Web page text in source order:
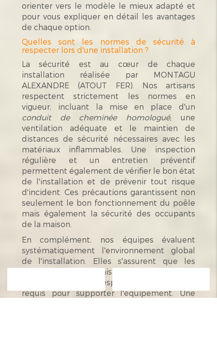
orienter vers le modèle le mieux adapté et
pour vous expliquer en détail les avantages
de chaque option.
Quelles sont les normes de sécurité à
respecter lors d'une installation ?
La sécurité est au cœur de chaque
installation réalisée par MONTAGU
ALEXANDRE (ATOUT FER). Nos artisans
respectent strictement les normes en
vigueur, incluant la mise en place d'un
conduit de cheminée homologué, une
ventilation adéquate et le maintien de
distances de sécurité nécessaires avec les
matériaux inflammables. Une inspection
régulière et un entretien préventif
permettent également de vérifier le bon état
de l'installation et de prévenir tout risque
d'incident. Ces précautions garantissent non
seulement le bon fonctionnement du poêle
mais également la sécurité des occupants
de la maison.
En complément, nos équipes évaluent
systématiquement l'environnement global
de l'installation. Elles s'assurent que les
composants de la maison, tels que les murs,
le sol et le plafond, respectent les standards
requis pour supporter l'équipement. Une